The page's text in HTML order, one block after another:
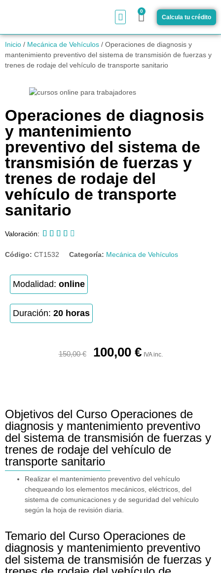
0
Calcula tu crédito
Inicio / Mecánica de Vehículos / Operaciones de diagnosis y
mantenimiento preventivo del sistema de transmisión de fuerzas y
trenes de rodaje del vehículo de transporte sanitario
Operaciones de diagnosis
y mantenimiento
preventivo del sistema de
transmisión de fuerzas y
trenes de rodaje del
vehículo de transporte
sanitario
Valoración:     
Código: CT1532 Categoría: Mecánica de Vehículos
Modalidad: online
Duración: 20 horas
150,00€ 100,00 € IVA inc.
Objetivos del Curso Operaciones de
diagnosis y mantenimiento preventivo
del sistema de transmisión de fuerzas y
trenes de rodaje del vehículo de
transporte sanitario
Realizar el mantenimiento preventivo del vehículo
chequeando los elementos mecánicos, eléctricos, del
sistema de comunicaciones y de seguridad del vehículo
según la hoja de revisión diaria.
Temario del Curso Operaciones de
diagnosis y mantenimiento preventivo
del sistema de transmisión de fuerzas y